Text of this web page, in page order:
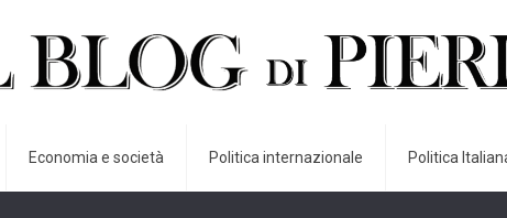
Economia e società Politica internazionale Politica